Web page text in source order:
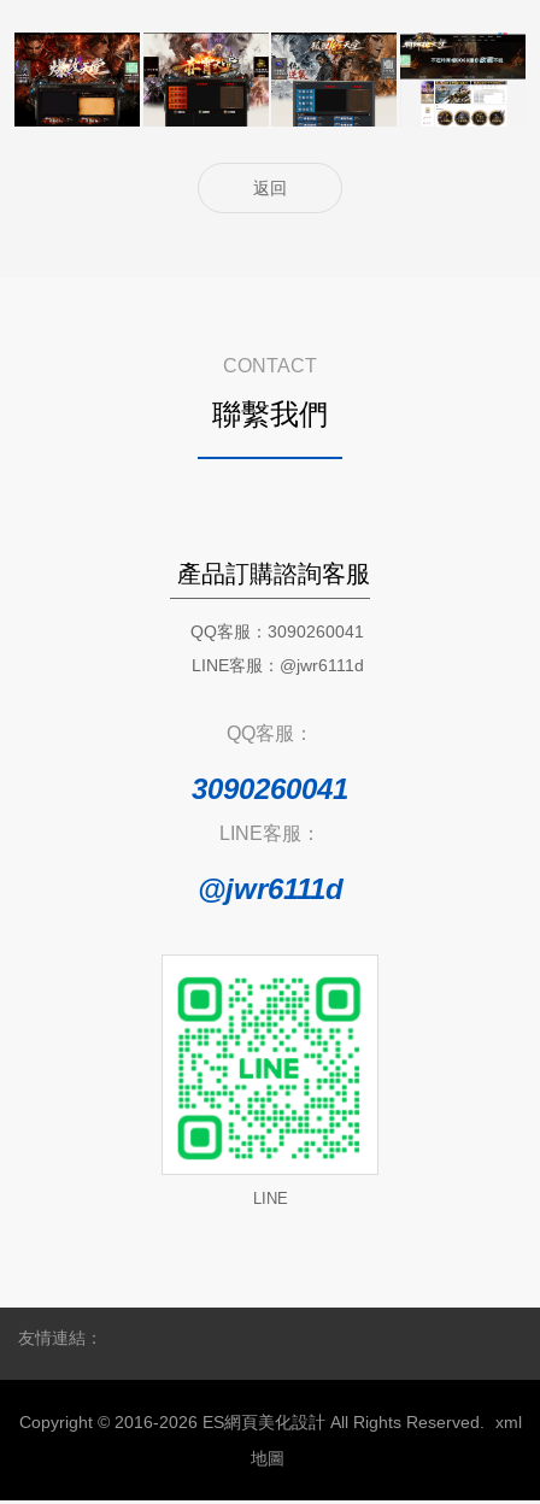
5000客戶展示案
例15
5000客戶展示案
例14
5000客戶展示案
例13
15000客戶展示
案例6
返回
CONTACT
聯繫我們
產品訂購諮詢客服
QQ客服：3090260041
LINE客服：@jwr6111d
QQ客服：
3090260041
LINE客服：
@jwr6111d
LINE
友情連結：
Copyright © 2016-2026 ES網頁美化設計 All Rights Reserved.
xml
地圖